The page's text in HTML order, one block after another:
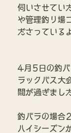
伺いさせてい
や管理釣り場
ださっている
4月5日の釣
ラックバス大
間が過ぎまし
釣パラの場合
ハイシーズン